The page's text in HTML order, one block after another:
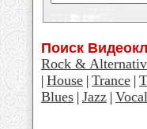
Поиск
Rock &
| House | Trance |
Blues | Jazz | Vocal